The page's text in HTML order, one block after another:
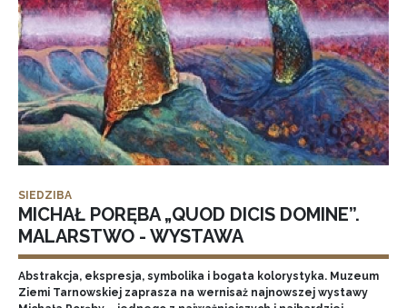
SIEDZIBA
MICHAŁ PORĘBA „QUOD DICIS DOMINE”.
MALARSTWO - WYSTAWA
Abstrakcja, ekspresja, symbolika i bogata kolorystyka. Muzeum
Ziemi Tarnowskiej zaprasza na wernisaż najnowszej wystawy